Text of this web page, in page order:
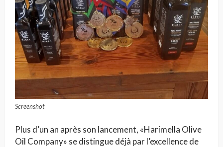
Screenshot
Plus d’un an après son lancement, «Harimella Olive
Oil Company» se distingue déjà par l’excellence de